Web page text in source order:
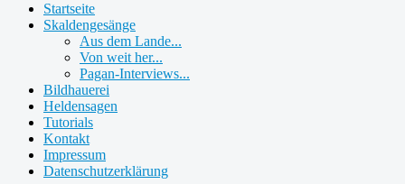
Startseite
Skaldengesänge
Aus dem Lande...
Von weit her...
Pagan-Interviews...
Bildhauerei
Heldensagen
Tutorials
Kontakt
Impressum
Datenschutzerklärung